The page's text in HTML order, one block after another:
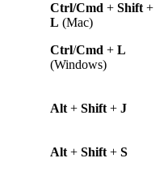
Ctrl/Cmd + Shift +
L (Mac)
Ctrl/Cmd + L
(Windows)
Alt + Shift + J
Alt + Shift + S